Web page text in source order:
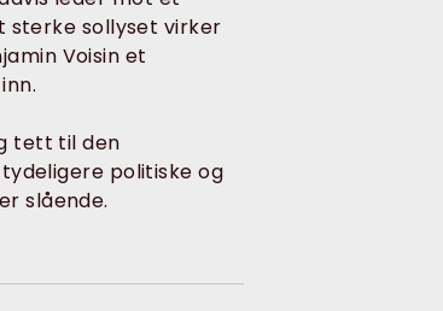
sterke sollyset virker
Voisin et
tett til den
politiske og
slående.